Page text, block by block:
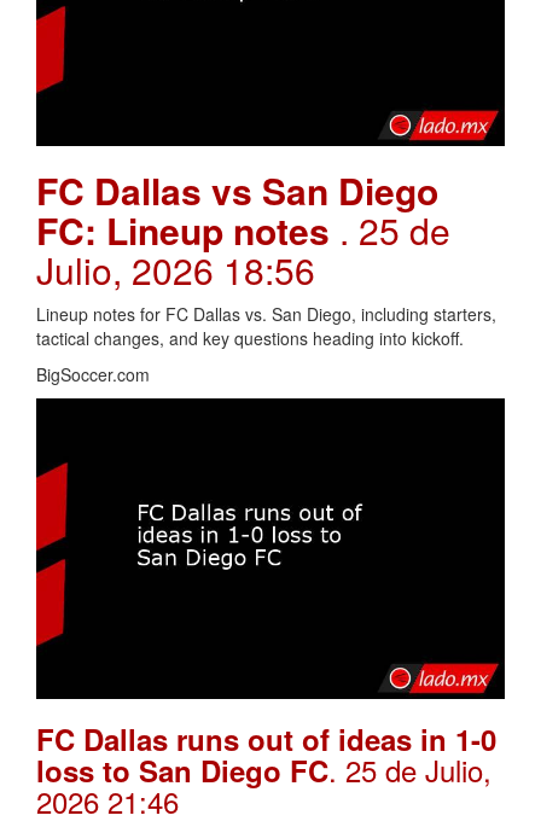
FC Dallas vs San Diego
FC: Lineup notes . 25 de
Julio, 2026 18:56
Lineup notes for FC Dallas vs. San Diego, including starters,
tactical changes, and key questions heading into kickoff.
BigSoccer.com
FC Dallas runs out of ideas in 1-0
loss to San Diego FC. 25 de Julio,
2026 21:46